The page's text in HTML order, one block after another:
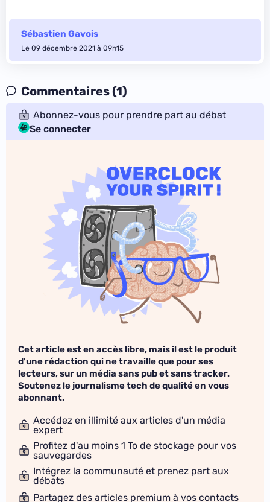
Sébastien Gavois
Le 09 décembre 2021 à 09h15
Commentaires (1)
Abonnez-vous pour prendre part au débat
Se connecter
Cet article est en accès libre, mais il est le produit
d'une rédaction qui ne travaille que pour ses
lecteurs, sur un média sans pub et sans tracker.
Soutenez le journalisme tech de qualité en vous
abonnant.
Accédez en illimité aux articles d'un média
expert
Profitez d'au moins 1 To de stockage pour vos
sauvegardes
Intégrez la communauté et prenez part aux
débats
Partagez des articles premium à vos contacts